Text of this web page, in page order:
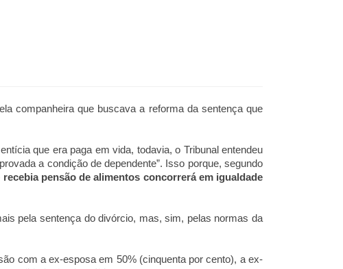
companheira que buscava a reforma da sentença que
que era paga em vida, todavia, o Tribunal entendeu
a condição de dependente”. Isso porque, segundo
pensão de alimentos concorrerá em igualdade
pela sentença do divórcio, mas, sim, pelas normas da
com a ex-esposa em 50% (cinquenta por cento), a ex-